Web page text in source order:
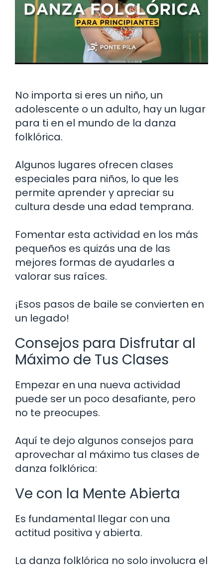
No importa si eres un niño, un
adolescente o un adulto, hay un lugar
para ti en el mundo de la danza
folklórica.
Algunos lugares ofrecen clases
especiales para niños, lo que les
permite aprender y apreciar su
cultura desde una edad temprana.
Fomentar esta actividad en los más
pequeños es quizás una de las
mejores formas de ayudarles a
valorar sus raíces.
¡Esos pasos de baile se convierten en
un legado!
Consejos para Disfrutar al
Máximo de Tus Clases
Empezar en una nueva actividad
puede ser un poco desafiante, pero
no te preocupes.
Aquí te dejo algunos consejos para
aprovechar al máximo tus clases de
danza folklórica:
Ve con la Mente Abierta
Es fundamental llegar con una
actitud positiva y abierta.
La danza folklórica no solo involucra el